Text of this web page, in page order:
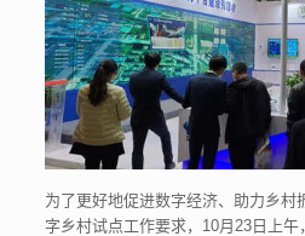
为了更好地促进数字经济、助力乡村
字乡村试点工作要求，10月23日上